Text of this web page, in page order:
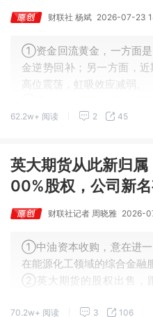
财联社 杨斌 2026-07-23
①资金回流黄金，一方面是
金逆势回补；另一方面，
高位震荡，虹吸效应减弱。
口尚未开启，趋势性上涨
62.2w+ 阅读 2 45
英大期货从此新归
00%股权，公司新名
财联社记者 周晓雅 2026-
①中油资本收购，意在进一
在能源化工领域的综合金融
②英大期货的股权出售，
③随着新一轮股权变更落
70.2w+ 阅读 3 106